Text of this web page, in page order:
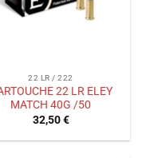
22 LR / 222
22 LR ELEY
MATCH 40G /50
32,50€